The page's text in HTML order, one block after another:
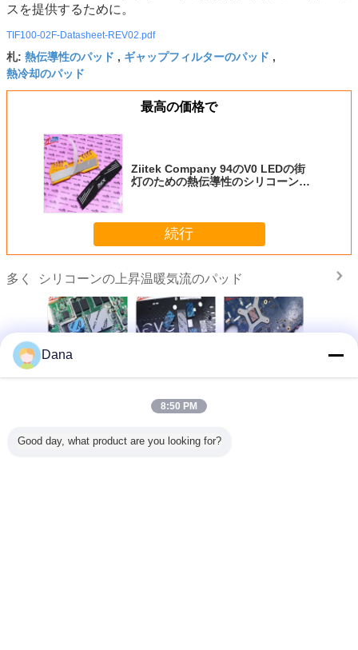
スを提供するために。
TIF100-02F-Datasheet-REV02.pdf
札: 熱伝導性のパッド , ギャップフィルターのパッド ,
熱冷却のパッド
最高の価格で
Ziitek Company 94のV0 LEDの街
灯のための熱伝導性のシリコーンの
続行
多く シリコーンの上昇温暖気流のパッド
グレー
パッド
ーマルパッド
伝導率13.0Wグレ
ルパッド
ードウェア自然に
ション ハ
Dana
8:50 PM
Good day, what product are you looking for?